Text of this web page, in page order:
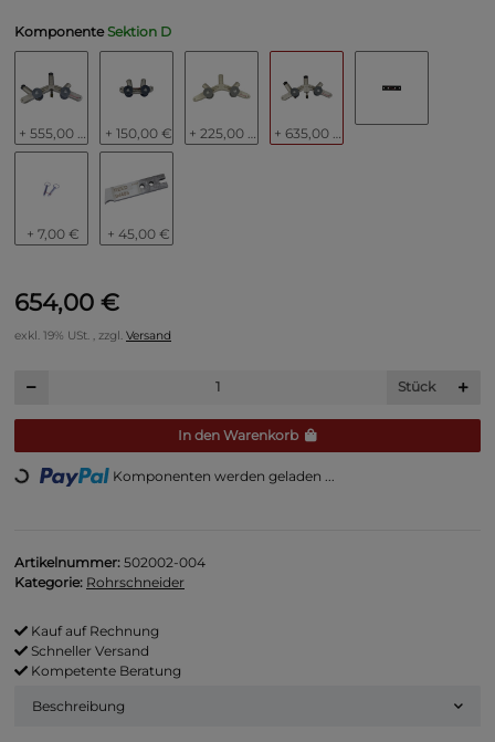
KomponenteSektion D
+ 150,00 €
+ 7,00 € + 45,00 €
654,00 €
exkl. 19% USt. , zzgl. Versand
Stück
In den Warenkorb
Komponenten werden geladen ...
Artikelnummer: 502002-004
Kategorie: Rohrschneider
Kauf auf Rechnung
Schneller Versand
Kompetente Beratung
Beschreibung